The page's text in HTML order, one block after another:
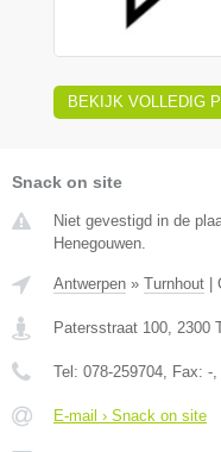
BEKIJK VOLLEDIG
Snack on site
Niet gevestigd in de
Henegouwen.
Antwerpen » Turnhout
Patersstraat 100, 2300
Tel: 078-259704, Fax: -,
E-mail › Snack on site